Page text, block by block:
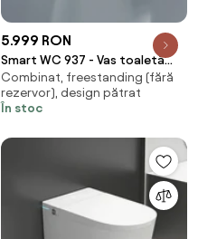
5.999 RON
Smart WC 937 - Vas toaletă
inteligentă cu Bideu Integrat,
Rezervor Independent de Apă,
Afișaj LED, Telecomandă,
Închidere automată, Șezut
Încălzit și Uscare aer cald,
Ceramică, Alb
Combinat, freestanding (fără
rezervor), design pătrat
În stoc